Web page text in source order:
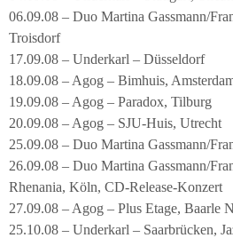
06.09.08 – Duo Martina Gassmann/
Troisdorf
17.09.08 – Underkarl – Düsseldorf
18.09.08 – Agog – Bimhuis,
19.09.08 – Agog – Paradox, Tilburg
20.09.08 – Agog – SJU-Huis, Utrecht
25.09.08 – Duo Martina Gassmann/
26.09.08 – Duo Martina Gassmann/
Rhenania, Köln, CD-Release-Konzert
27.09.08 – Agog – Plus Etage, Baarle
25.10.08 – Underkarl – Saarbrücken,